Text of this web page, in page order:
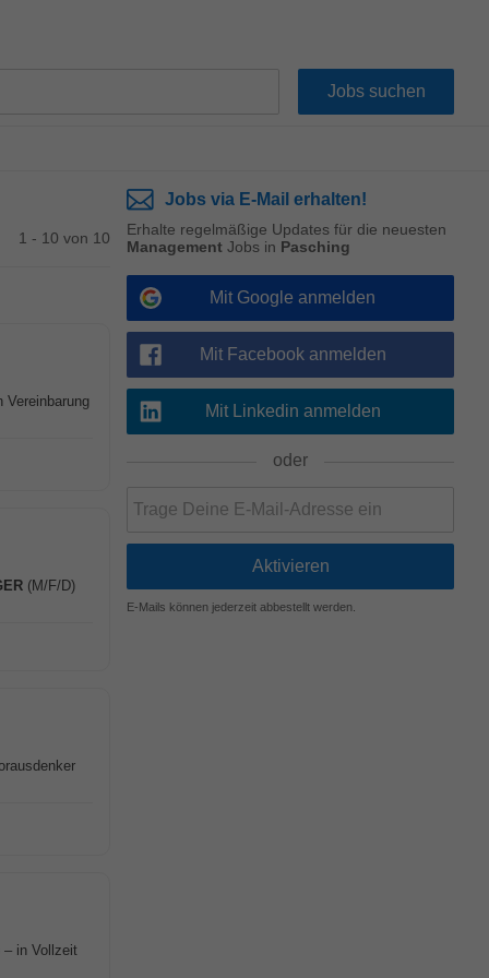
1 - 10 von 10
(M/F/D)
– in Vollzeit
Jobs via E-Mail erhalten!
Erhalte regelmäßige Updates für die neuesten
Management Jobs in Pasching
Mit Google anmelden
Mit Facebook anmelden
Mit Linkedin anmelden
oder
E-Mails können jederzeit abbestellt werden.